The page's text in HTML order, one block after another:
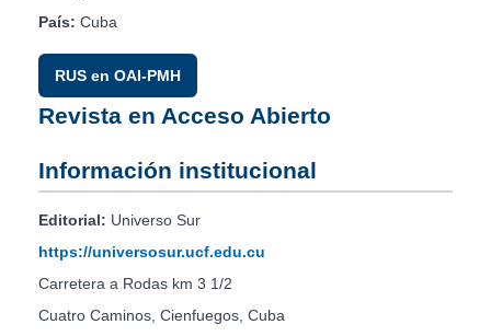
País: Cuba
RUS en OAI-PMH
Revista en Acceso Abierto
Información institucional
Editorial: Universo Sur
https://universosur.ucf.edu.cu
Carretera a Rodas km 3 1/2
Cuatro Caminos, Cienfuegos, Cuba